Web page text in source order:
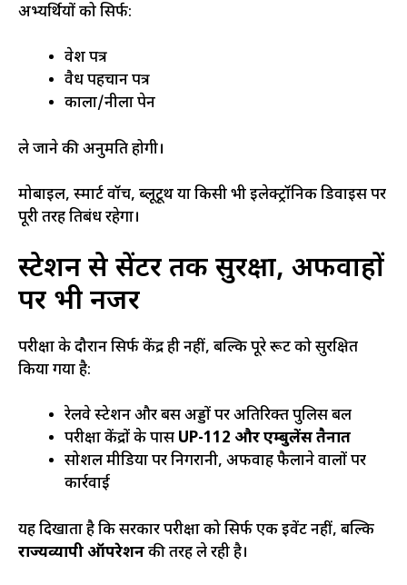
अभ्यर्थियों को सिर्फ:
प्रवेश पत्र
वैध पहचान पत्र
काला/नीला पेन
ले जाने की अनुमति होगी।
मोबाइल, स्मार्ट वॉच, ब्लूटूथ या किसी भी इलेक्ट्रॉनिक डिवाइस पर
पूरी तरह प्रतिबंध रहेगा।
स्टेशन से सेंटर तक सुरक्षा, अफवाहों
पर भी नजर
परीक्षा के दौरान सिर्फ केंद्र ही नहीं, बल्कि पूरे रूट को सुरक्षित
किया गया है:
रेलवे स्टेशन और बस अड्डों पर अतिरिक्त पुलिस बल
परीक्षा केंद्रों के पास UP-112 और एम्बुलेंस तैनात
सोशल मीडिया पर निगरानी, अफवाह फैलाने वालों पर
कार्रवाई
यह दिखाता है कि सरकार परीक्षा को सिर्फ एक इवेंट नहीं, बल्कि
राज्यव्यापी ऑपरेशनकी तरह ले रही है।